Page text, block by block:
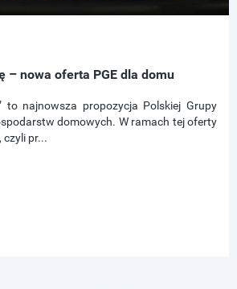
– nowa oferta PGE dla domu
to najnowsza propozycja Polskiej Grupy
domowych. W ramach tej oferty
czyli pr...